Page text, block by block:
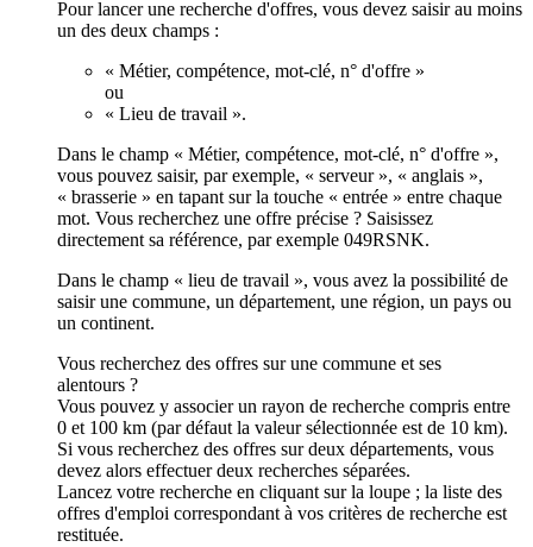
Pour lancer une recherche d'offres, vous devez saisir au moins
un des deux champs :
« Métier, compétence, mot-clé, n° d'offre »
ou
« Lieu de travail ».
Dans le champ « Métier, compétence, mot-clé, n° d'offre »,
vous pouvez saisir, par exemple, « serveur », « anglais »,
« brasserie » en tapant sur la touche « entrée » entre chaque
mot. Vous recherchez une offre précise ? Saisissez
directement sa référence, par exemple 049RSNK.
Dans le champ « lieu de travail », vous avez la possibilité de
saisir une commune, un département, une région, un pays ou
un continent.
Vous recherchez des offres sur une commune et ses
alentours ?
Vous pouvez y associer un rayon de recherche compris entre
0 et 100 km (par défaut la valeur sélectionnée est de 10 km).
Si vous recherchez des offres sur deux départements, vous
devez alors effectuer deux recherches séparées.
Lancez votre recherche en cliquant sur la loupe ; la liste des
offres d'emploi correspondant à vos critères de recherche est
restituée.